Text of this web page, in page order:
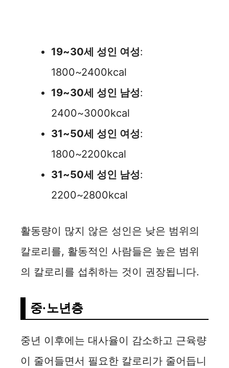
19~30세 성인 여성:
1800~2400kcal
19~30세 성인 남성:
2400~3000kcal
31~50세 성인 여성:
1800~2200kcal
31~50세 성인 남성:
2200~2800kcal
활동량이 많지 않은 성인은 낮은 범위의
칼로리를, 활동적인 사람들은 높은 범위
의 칼로리를 섭취하는 것이 권장됩니다.
중·노년층
중년 이후에는 대사율이 감소하고 근육량
이 줄어들면서 필요한 칼로리가 줄어듭니